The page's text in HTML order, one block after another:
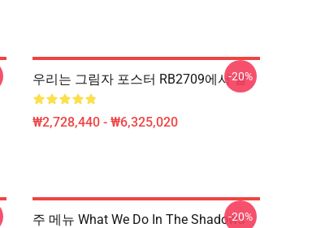
우리는 그림자 포스터 RB2709에서 할
₩2,728,440 - ₩6,325,020
-20%
주 메뉴 What We Do In The Shadows
-20%